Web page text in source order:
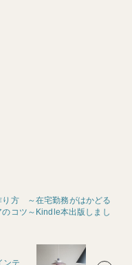
り方 ～在宅勤務がはかどる
コツ～Kindle本出版しまし
ンテ